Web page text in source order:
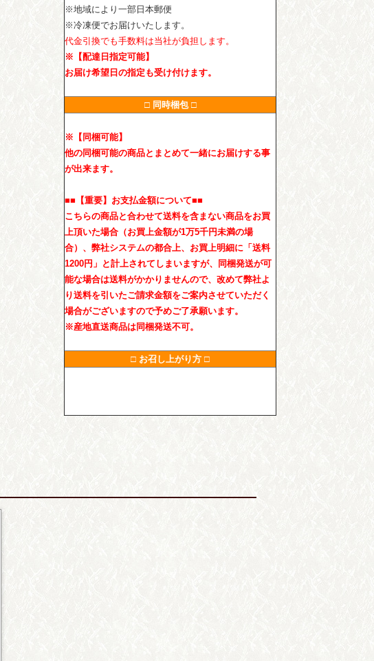
※地域により一部日本郵便
※冷凍便でお届けいたします。
代金引換でも手数料は当社が負担します。
※【配達日指定可能】
お届け希望日の指定も受け付けます。
□ 同時梱包 □
※【同梱可能】
他の同梱可能の商品とまとめて一緒にお届けする事
が出来ます。
■■【重要】お支払金額について■■
こちらの商品と合わせて送料を含まない商品をお買
上頂いた場合（お買上金額が1万5千円未満の場
合）、弊社システムの都合上、お買上明細に「送料
1200円」と計上されてしまいますが、同梱発送が可
能な場合は送料がかかりませんので、改めて弊社よ
り送料を引いたご請求金額をご案内させていただく
場合がございますので予めご了承願います。
※産地直送商品は同梱発送不可。
□ お召し上がり方 □